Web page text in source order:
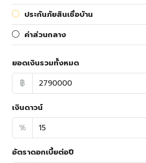
ประกันภัยสินเชื่อบ้าน
ค่าส่วนกลาง
ยอดเงินรวมทั้งหมด
฿
เงินดาวน์
%
อัตราดอกเบี้ยต่อปี